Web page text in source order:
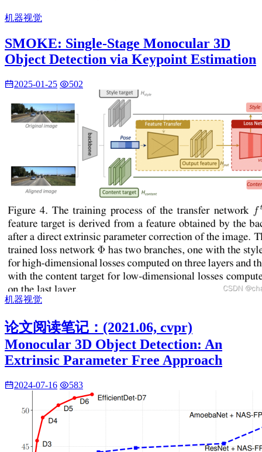
机器视觉
SMOKE: Single-Stage Monocular 3D
Object Detection via Keypoint Estimation
2025-01-25 502
机器视觉
论文阅读笔记：(2021.06, cvpr)
Monocular 3D Object Detection: An
Extrinsic Parameter Free Approach
2024-07-16 583